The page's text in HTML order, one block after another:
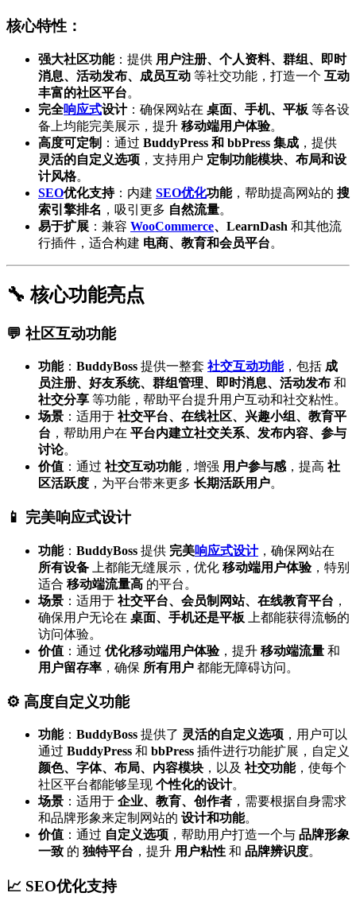
核心特性：
强大社区功能：提供 用户注册、个人资料、群组、即时
消息、活动发布、成员互动 等社交功能，打造一个 互动
丰富的社区平台。
完全响应式设计：确保网站在 桌面、手机、平板 等各设
备上均能完美展示，提升 移动端用户体验。
高度可定制 ：通过 BuddyPress 和 bbPress 集成 ，提供
灵活的自定义选项 ，支持用户 定制功能模块、布局和设
计风格。
SEO优化支持：内建 SEO优化功能，帮助提高网站的 搜
索引擎排名 ，吸引更多 自然流量。
易于扩展 ：兼容 WooCommerce、LearnDash 和其他流
行插件，适合构建 电商、教育和会员平台。
🔧 核心功能亮点
💬 社区互动功能
功能： BuddyBoss 提供一整套 社交互动功能，包括 成
员注册、好友系统、群组管理、即时消息、活动发布 和
社交分享 等功能，帮助平台提升用户互动和社交粘性。
场景 ：适用于 社交平台、在线社区、兴趣小组、教育平
台 ，帮助用户在 平台内建立社交关系、发布内容、参与
讨论。
价值 ：通过 社交互动功能，增强 用户参与感 ，提高 社
区活跃度 ，为平台带来更多 长期活跃用户。
📱 完美响应式设计
功能： BuddyBoss 提供 完美响应式设计，确保网站在
所有设备 上都能无缝展示，优化 移动端用户体验，特别
适合 移动端流量高 的平台。
场景 ：适用于 社交平台、会员制网站、在线教育平台 ，
确保用户无论在 桌面、手机还是平板 上都能获得流畅的
访问体验。
价值 ：通过 优化移动端用户体验，提升 移动端流量 和
用户留存率 ，确保 所有用户 都能无障碍访问。
⚙️ 高度自定义功能
功能： BuddyBoss 提供了 灵活的自定义选项 ，用户可以
通过 BuddyPress 和 bbPress 插件进行功能扩展，自定义
颜色、字体、布局、内容模块 ，以及 社交功能，使每个
社区平台都能够呈现 个性化的设计。
场景 ：适用于 企业、教育、创作者 ，需要根据自身需求
和品牌形象来定制网站的 设计和功能。
价值 ：通过 自定义选项 ，帮助用户打造一个与 品牌形象
一致 的 独特平台 ，提升 用户粘性 和 品牌辨识度。
📈 SEO优化支持